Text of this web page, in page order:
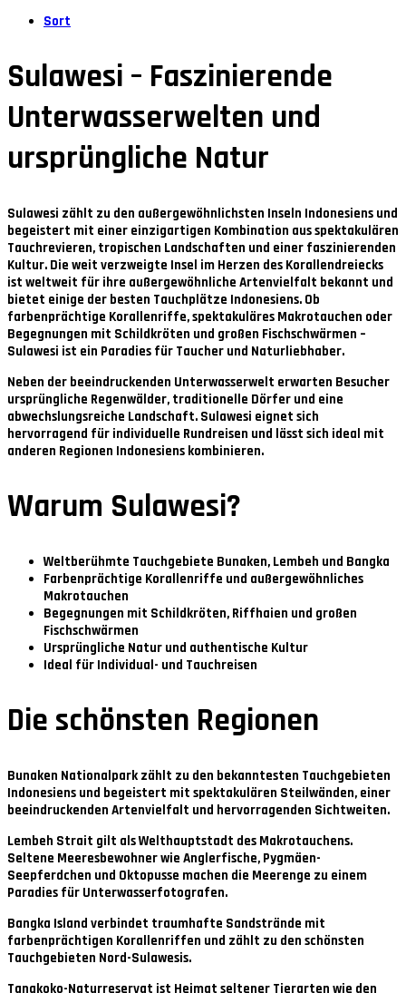
Sort
Sulawesi – Faszinierende
Unterwasserwelten und
ursprüngliche Natur
Sulawesi zählt zu den außergewöhnlichsten Inseln Indonesiens und
begeistert mit einer einzigartigen Kombination aus spektakulären
Tauchrevieren, tropischen Landschaften und einer faszinierenden
Kultur. Die weit verzweigte Insel im Herzen des Korallendreiecks
ist weltweit für ihre außergewöhnliche Artenvielfalt bekannt und
bietet einige der besten Tauchplätze Indonesiens. Ob
farbenprächtige Korallenriffe, spektakuläres Makrotauchen oder
Begegnungen mit Schildkröten und großen Fischschwärmen –
Sulawesi ist ein Paradies für Taucher und Naturliebhaber.
Neben der beeindruckenden Unterwasserwelt erwarten Besucher
ursprüngliche Regenwälder, traditionelle Dörfer und eine
abwechslungsreiche Landschaft. Sulawesi eignet sich
hervorragend für individuelle Rundreisen und lässt sich ideal mit
anderen Regionen Indonesiens kombinieren.
Warum Sulawesi?
Weltberühmte Tauchgebiete Bunaken, Lembeh und Bangka
Farbenprächtige Korallenriffe und außergewöhnliches
Makrotauchen
Begegnungen mit Schildkröten, Riffhaien und großen
Fischschwärmen
Ursprüngliche Natur und authentische Kultur
Ideal für Individual- und Tauchreisen
Die schönsten Regionen
Bunaken Nationalpark zählt zu den bekanntesten Tauchgebieten
Indonesiens und begeistert mit spektakulären Steilwänden, einer
beeindruckenden Artenvielfalt und hervorragenden Sichtweiten.
Lembeh Strait gilt als Welthauptstadt des Makrotauchens.
Seltene Meeresbewohner wie Anglerfische, Pygmäen-
Seepferdchen und Oktopusse machen die Meerenge zu einem
Paradies für Unterwasserfotografen.
Bangka Island verbindet traumhafte Sandstrände mit
farbenprächtigen Korallenriffen und zählt zu den schönsten
Tauchgebieten Nord-Sulawesis.
Tangkoko-Naturreservat ist Heimat seltener Tierarten wie den